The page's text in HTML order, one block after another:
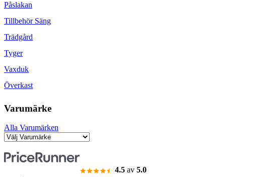
Påslakan
Tillbehör Säng
Trädgård
Tyger
Vaxduk
Överkast
Varumärke
Alla Varumärken
4.5 av 5.0